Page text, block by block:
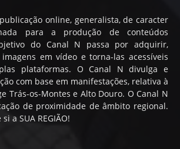
online, generalista, de caracter
para a produção de conteúdos
do Canal N passa por adquirir,
em vídeo e torna-las acessíveis
plataformas. O Canal N divulga e
com base em manifestações, relativa à
Trás-os-Montes e Alto Douro. O Canal N
de proximidade de âmbito regional.
a SUA REGIÃO!